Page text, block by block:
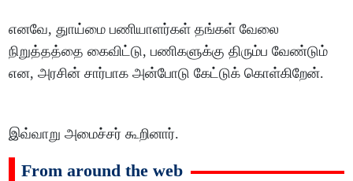
எனவே, துாய்மை பணியாளர்கள் தங்கள் வேலை
நிறுத்தத்தை கைவிட்டு, பணிகளுக்கு திரும்ப வேண்டும்
என, அரசின் சார்பாக அன்போடு கேட்டுக் கொள்கிறேன்.
இவ்வாறு அமைச்சர் கூறினார்.
From around the web